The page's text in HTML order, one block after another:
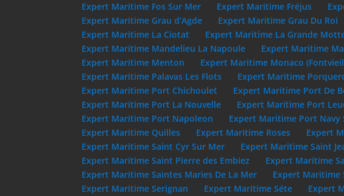
Expert Maritime Fos Sur Mer
Expert Maritime Fréjus
Expert Maritime Grau d’Agde
Expert Maritime Grau Du Roi
Expert Maritime La Ciotat
Expert Maritime La Grande
Expert Maritime Mandelieu La Napoule
Expert Maritime
Expert Maritime Menton
Expert Maritime Monaco
Expert Maritime Palavas Les Flots
Expert Maritime
Expert Maritime Port Chichoulet
Expert Maritime Port De
Expert Maritime Port La Nouvelle
Expert Maritime Port
Expert Maritime Port Napoleon
Expert Maritime Port Navy
Expert Maritime Quilles
Expert Maritime Roses Expert
Expert Maritime Saint Cyr Sur Mer
Expert Maritime Saint
Expert Maritime Saint Pierre des Embiez
Expert Maritime
Expert Maritime Saintes Maries De La Mer
Expert Maritime
Expert Maritime Serignan
Expert Maritime Séte Expert